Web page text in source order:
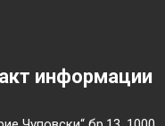
информации